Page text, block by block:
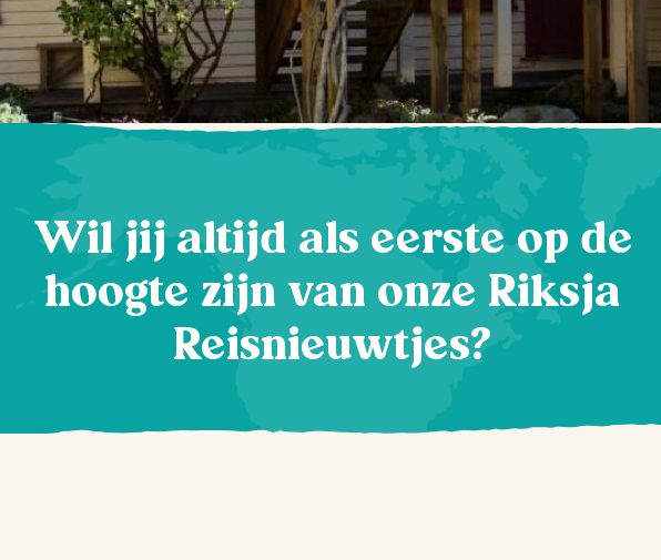
Wil jij altijd als eerste op de
hoogte zijn van onze Riksja
Reisnieuwtjes?